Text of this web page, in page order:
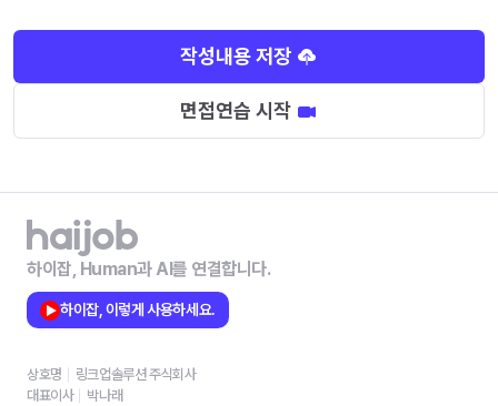
작성내용 저장
면접연습 시작
하이잡, Human과 AI를 연결합니다.
하이잡, 이렇게 사용하세요.
상호명
링크업솔루션 주식회사
대표이사
박나래